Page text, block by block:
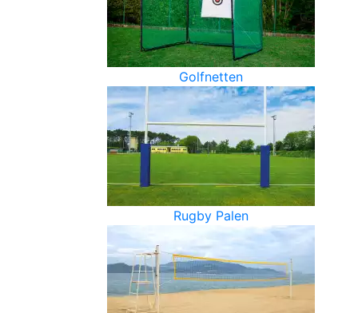
Golfnetten
Rugby Palen